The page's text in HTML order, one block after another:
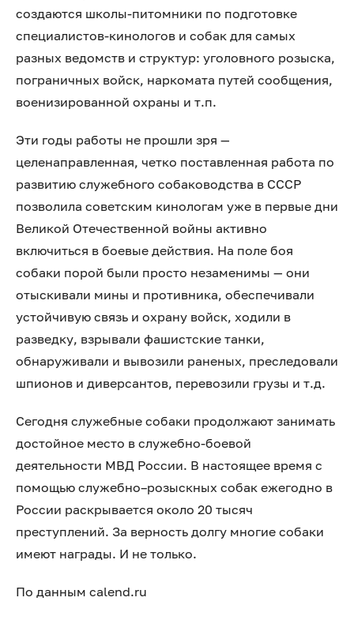
создаются школы-питомники по подготовке
специалистов-кинологов и собак для самых
разных ведомств и структур: уголовного розыска,
пограничных войск, наркомата путей сообщения,
военизированной охраны и т.п.
Эти годы работы не прошли зря —
целенаправленная, четко поставленная работа по
развитию служебного собаководства в СССР
позволила советским кинологам уже в первые дни
Великой Отечественной войны активно
включиться в боевые действия. На поле боя
собаки порой были просто незаменимы — они
отыскивали мины и противника, обеспечивали
устойчивую связь и охрану войск, ходили в
разведку, взрывали фашистские танки,
обнаруживали и вывозили раненых, преследовали
шпионов и диверсантов, перевозили грузы и т.д.
Сегодня служебные собаки продолжают занимать
достойное место в служебно-боевой
деятельности МВД России. В настоящее время с
помощью служебно–розыскных собак ежегодно в
России раскрывается около 20 тысяч
преступлений. За верность долгу многие собаки
имеют награды. И не только.
По данным calend.ru